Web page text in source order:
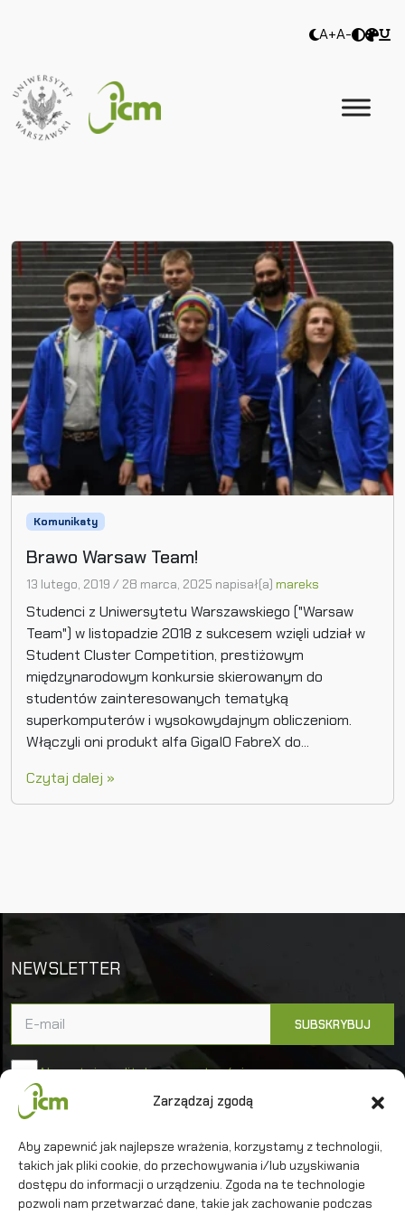
Zarządzaj zgodą
Aby zapewnić jak najlepsze wrażenia, korzystamy z technologii,
takich jak pliki cookie, do przechowywania i/lub uzyskiwania
dostępu do informacji o urządzeniu. Zgoda na te technologie
pozwoli nam przetwarzać dane, takie jak zachowanie podczas
A+A-
Komunikaty
Brawo Warsaw Team!
13 lutego, 2019 / 28 marca, 2025 napisał(a) mareks
Studenci z Uniwersytetu Warszawskiego ("Warsaw
Team") w listopadzie 2018 z sukcesem wzięli udział w
Student Cluster Competition, prestiżowym
międzynarodowym konkursie skierowanym do
studentów zainteresowanych tematyką
superkomputerów i wysokowydajnym obliczeniom.
Włączyli oni produkt alfa GigaIO FabreX do...
Czytaj dalej »
NEWSLETTER
Akceptuję politykę prywatności
Uniwersytet Warszawski
Interdyscyplinarne Centrum Modelowania
Matematycznego i Komputerowego